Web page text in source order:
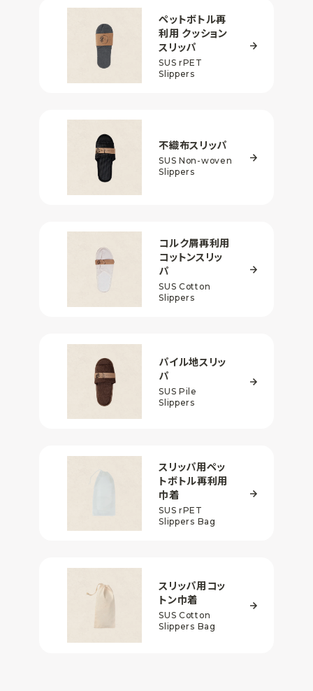
ペットボトル再
利用 クッション
スリッパ
SUS rPET
Slippers
不織布スリッパ
SUS Non-woven
Slippers
コルク屑再利用
コットンスリッ
パ
SUS Cotton
Slippers
パイル地スリッ
パ
SUS Pile
Slippers
スリッパ用ペッ
トボトル再利用
巾着
SUS rPET
Slippers Bag
スリッパ用コッ
トン巾着
SUS Cotton
Slippers Bag